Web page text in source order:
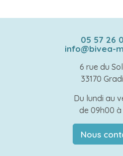
05 57 26
info@bivea-
6 rue du
33170
Du lundi au
de 09h00 à
Nous